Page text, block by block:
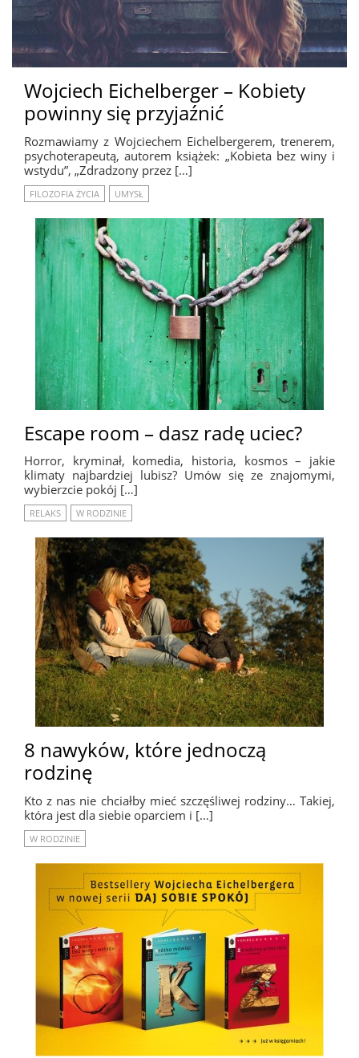
Wojciech Eichelberger – Kobiety
powinny się przyjaźnić
Rozmawiamy z Wojciechem Eichelbergerem, trenerem,
psychoterapeutą, autorem książek: „Kobieta bez winy i
wstydu”, „Zdradzony przez […]
FILOZOFIA ŻYCIA UMYSŁ
Escape room – dasz radę uciec?
Horror, kryminał, komedia, historia, kosmos – jakie
klimaty najbardziej lubisz? Umów się ze znajomymi,
wybierzcie pokój […]
RELAKS W RODZINIE
8 nawyków, które jednoczą
rodzinę
Kto z nas nie chciałby mieć szczęśliwej rodziny… Takiej,
która jest dla siebie oparciem i […]
W RODZINIE